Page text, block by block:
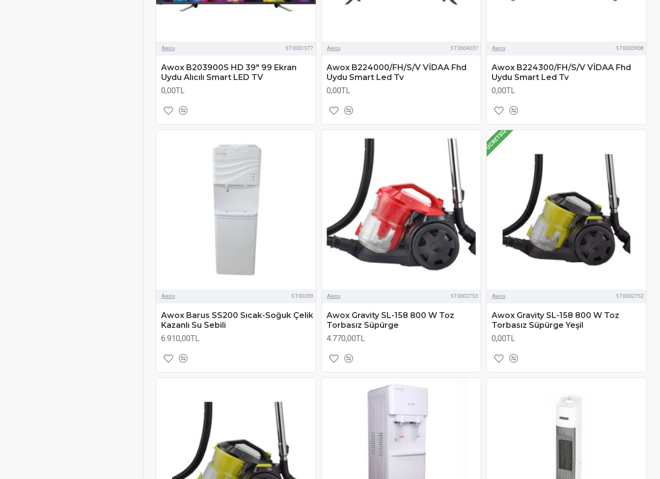
Awox ST0001577
Awox B203900S HD 39" 99 Ekran
Uydu Alıcılı Smart LED TV
0,00TL
Awox ST0004037
Awox B224000/FH/S/V VİDAA Fhd
Uydu Smart Led Tv
0,00TL
Awox ST0003908
Awox B224300/FH/S/V VİDAA Fhd
Uydu Smart Led Tv
0,00TL
Awox ST00209
Awox Barus SS200 Sıcak-Soğuk Çelik
Kazanlı Su Sebili
6.910,00TL
Awox ST0002753
Awox Gravity SL-158 800 W Toz
Torbasız Süpürge
4.770,00TL
ÜCRETSIZ
Awox ST0002752
Awox Gravity SL-158 800 W Toz
Torbasız Süpürge Yeşil
0,00TL